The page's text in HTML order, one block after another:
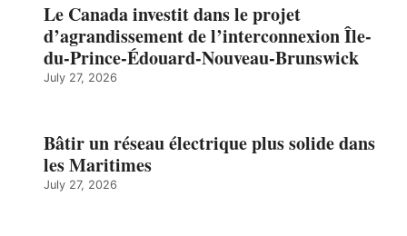
Le Canada investit dans le projet
d’agrandissement de l’interconnexion Île-
du-Prince-Édouard-Nouveau-Brunswick
July 27, 2026
Bâtir un réseau électrique plus solide dans
les Maritimes
July 27, 2026